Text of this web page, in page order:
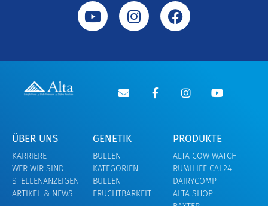
ÜBER UNS
KARRIERE
WER WIR SIND
STELLENANZEIGEN
ARTIKEL & NEWS
GENETIK
BULLEN
KATEGORIEN
BULLEN
FRUCHTBARKEIT
PRODUKTE
ALTA COW WATCH
RUMILIFE CAL24
DAIRYCOMP
ALTA SHOP